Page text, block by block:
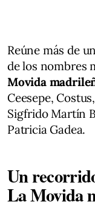
Reúne más de
de los nombres
Movida
Ceesepe,
Sigfrido Martín
Patricia Gadea.
Un
La Movida